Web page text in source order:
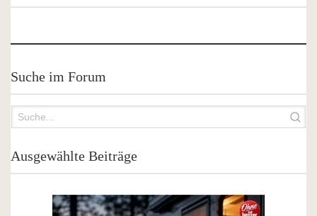
Suche im Forum
Ausgewählte Beiträge